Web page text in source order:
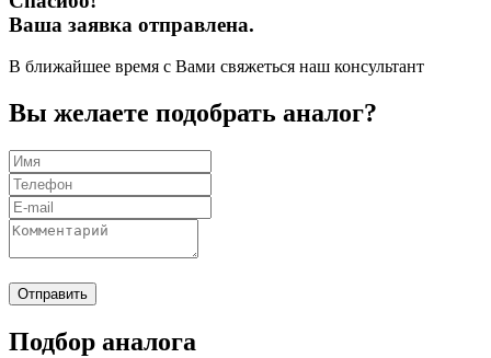
Ваша заявка отправлена.
В ближайшее время с Вами свяжеться наш консультант
Вы желаете подобрать аналог?
Отправить
Подбор аналога